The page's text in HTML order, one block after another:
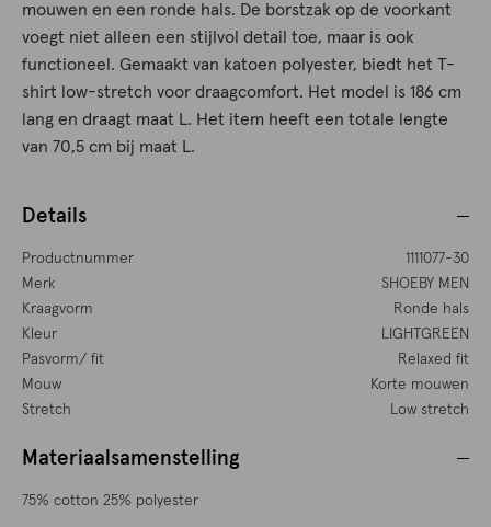
mouwen en een ronde hals. De borstzak op de voorkant
voegt niet alleen een stijlvol detail toe, maar is ook
functioneel. Gemaakt van katoen polyester, biedt het T-
shirt low-stretch voor draagcomfort. Het model is 186 cm
lang en draagt maat L. Het item heeft een totale lengte
van 70,5 cm bij maat L.
Details
Productnummer
1111077-30
Merk
SHOEBY MEN
Kraagvorm
Ronde hals
Kleur
LIGHTGREEN
Pasvorm/ fit
Relaxed fit
Mouw
Korte mouwen
Stretch
Low stretch
Materiaalsamenstelling
75% cotton 25% polyester